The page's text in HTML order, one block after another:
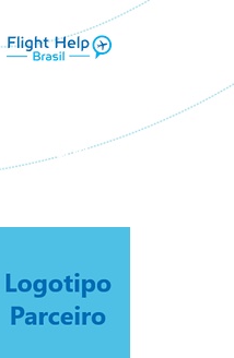
parceria com